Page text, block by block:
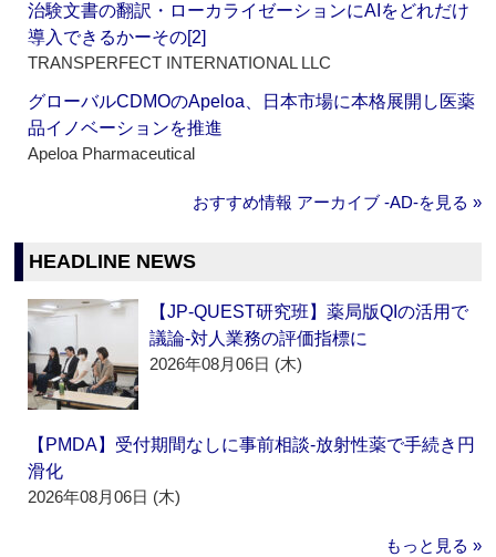
治験文書の翻訳・ローカライゼーションにAIをどれだけ
導入できるかーその[2]
TRANSPERFECT INTERNATIONAL LLC
グローバルCDMOのApeloa、日本市場に本格展開し医薬
品イノベーションを推進
Apeloa Pharmaceutical
おすすめ情報 アーカイブ ‐AD‐を見る »
HEADLINE NEWS
【JP-QUEST研究班】薬局版QIの活用で
議論‐対人業務の評価指標に
2026年08月06日 (木)
【PMDA】受付期間なしに事前相談‐放射性薬で手続き円
滑化
2026年08月06日 (木)
もっと見る »